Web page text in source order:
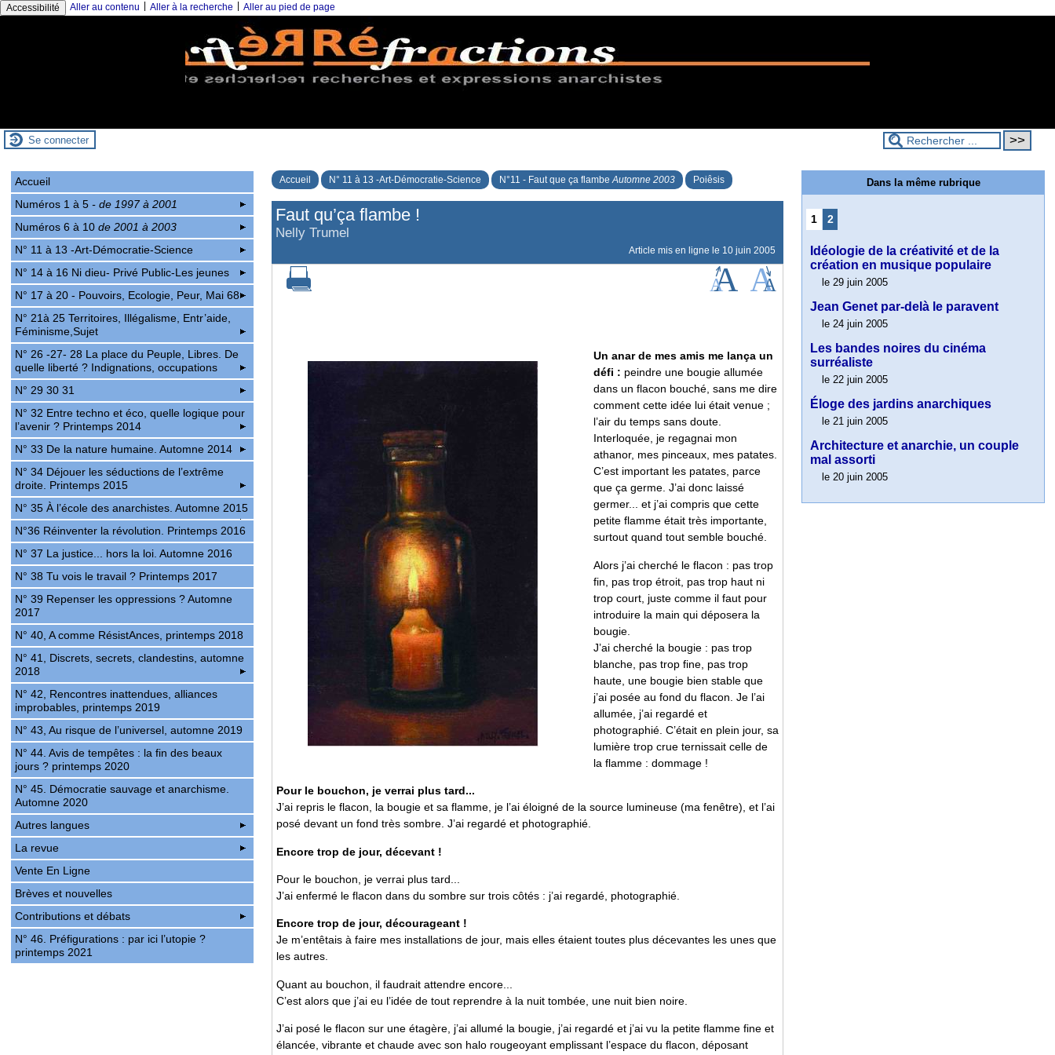
Accessibilité Aller au contenu Aller à la recherche Aller au pied de page
Se connecter
Accueil N° 11 à 13 -Art-Démocratie-Science N°11 - Faut que ça flambeAutomne 2003 Poiêsis
Faut qu’ça flambe !
Nelly Trumel
Article mis en ligne le 10 juin 2005
Un anar de mes amis me lança un
défi : peindre une bougie allumée
dans un flacon bouché, sans me dire
comment cette idée lui était venue ;
l’air du temps sans doute.
Interloquée, je regagnai mon
athanor, mes pinceaux, mes patates.
C’est important les patates, parce
que ça germe. J’ai donc laissé
germer... et j’ai compris que cette
petite flamme était très importante,
surtout quand tout semble bouché.
Alors j’ai cherché le flacon : pas trop
fin, pas trop étroit, pas trop haut ni
trop court, juste comme il faut pour
introduire la main qui déposera la
bougie.
J’ai cherché la bougie : pas trop
blanche, pas trop fine, pas trop
haute, une bougie bien stable que
j’ai posée au fond du flacon. Je l’ai
allumée, j’ai regardé et
photographié. C’était en plein jour, sa
lumière trop crue ternissait celle de
la flamme : dommage !
Pour le bouchon, je verrai plus tard...
J’ai repris le flacon, la bougie et sa flamme, je l’ai éloigné de la source lumineuse (ma fenêtre), et l’ai
posé devant un fond très sombre. J’ai regardé et photographié.
Encore trop de jour, décevant !
Pour le bouchon, je verrai plus tard...
J’ai enfermé le flacon dans du sombre sur trois côtés : j’ai regardé, photographié.
Encore trop de jour, décourageant !
Je m’entêtais à faire mes installations de jour, mais elles étaient toutes plus décevantes les unes que
les autres.
Quant au bouchon, il faudrait attendre encore...
C’est alors que j’ai eu l’idée de tout reprendre à la nuit tombée, une nuit bien noire.
J’ai posé le flacon sur une étagère, j’ai allumé la bougie, j’ai regardé et j’ai vu la petite flamme fine et
élancée, vibrante et chaude avec son halo rougeoyant emplissant l’espace du flacon, déposant
Accueil
Numéros 1 à 5- de 1997 à 2001
Numéros 6 à 10de 2001 à 2003
N° 11 à 13 -Art-Démocratie-Science
N° 14 à 16 Ni dieu- Privé Public-Les jeunes
N° 17 à 20 - Pouvoirs, Ecologie, Peur, Mai 68
N° 21à 25 Territoires, Illégalisme, Entr’aide,
Féminisme,Sujet
N° 26 -27- 28 La place du Peuple, Libres. De
quelle liberté ? Indignations, occupations
N° 29 30 31
N° 32 Entre techno et éco, quelle logique pour
l’avenir ? Printemps 2014
N° 33 De la nature humaine. Automne 2014
N° 34 Déjouer les séductions de l’extrême
droite. Printemps 2015
N° 35 À l’école des anarchistes. Automne 2015
N°36 Réinventer la révolution. Printemps 2016
N° 37 La justice... hors la loi. Automne 2016
N° 38 Tu vois le travail ? Printemps 2017
N° 39 Repenser les oppressions ? Automne
2017
N° 40, A comme RésistAnces, printemps 2018
N° 41, Discrets, secrets, clandestins, automne
2018
N° 42, Rencontres inattendues, alliances
improbables, printemps 2019
N° 43, Au risque de l’universel, automne 2019
N° 44. Avis de tempêtes : la fin des beaux
jours ? printemps 2020
N° 45. Démocratie sauvage et anarchisme.
Automne 2020
Autres langues
La revue
Vente En Ligne
Brèves et nouvelles
Contributions et débats
N° 46. Préfigurations : par ici l’utopie ?
printemps 2021
Dans la même rubrique
1 2
Idéologie de la créativité et de la
création en musique populaire
le 29 juin 2005
Jean Genet par-delà le paravent
le 24 juin 2005
Les bandes noires du cinéma
surréaliste
le 22 juin 2005
Éloge des jardins anarchiques
le 21 juin 2005
Architecture et anarchie, un couple
mal assorti
le 20 juin 2005